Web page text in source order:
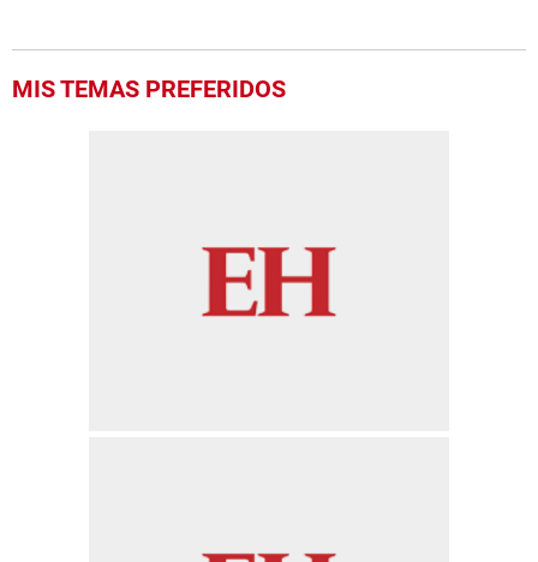
MIS TEMAS PREFERIDOS